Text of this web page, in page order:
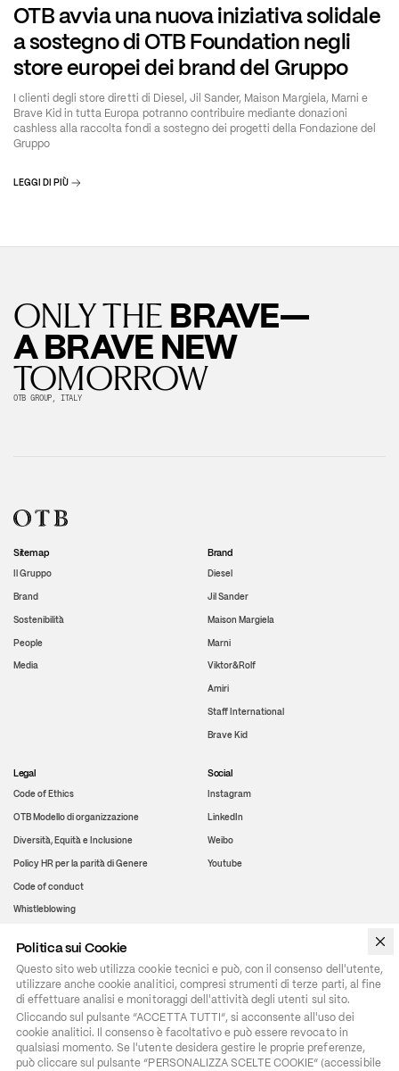
OTB avvia una nuova iniziativa solidale
a sostegno di OTB Foundation negli
store europei dei brand del Gruppo
I clienti degli store diretti di Diesel, Jil Sander, Maison Margiela, Marni e
Brave Kid in tutta Europa potranno contribuire mediante donazioni
cashless alla raccolta fondi a sostegno dei progetti della Fondazione del
Gruppo
LEGGI DI PIÙ
ONLY THE BRAVE—
A BRAVE NEW
TOMORROW
OTB GROUP, ITALY
Sitemap
Il Gruppo
Brand
Sostenibilità
People
Media
Brand
Diesel
Jil Sander
Maison Margiela
Marni
Viktor&Rolf
Amiri
Staff International
Brave Kid
Legal
Code of Ethics
OTB Modello di organizzazione
Diversità, Equità e Inclusione
Policy HR per la parità di Genere
Code of conduct
Whistleblowing
Social
Instagram
LinkedIn
Weibo
Youtube
WeChat
Politica sui Cookie
Questo sito web utilizza cookie tecnici e può, con il consenso dell'utente,
utilizzare anche cookie analitici, compresi strumenti di terze parti, al fine
di effettuare analisi e monitoraggi dell'attività degli utenti sul sito.
Cliccando sul pulsante “ACCETTA TUTTI”, si acconsente all'uso dei
cookie analitici. Il consenso è facoltativo e può essere revocato in
qualsiasi momento. Se l'utente desidera gestire le proprie preferenze,
può cliccare sul pulsante “PERSONALIZZA SCELTE COOKIE” (accessibile